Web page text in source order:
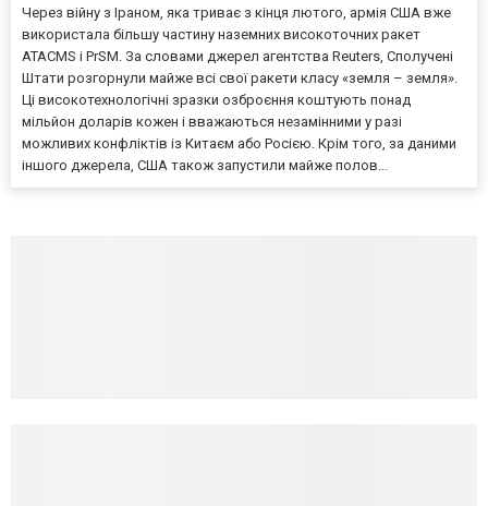
Через війну з Іраном, яка триває з кінця лютого, армія США вже
використала більшу частину наземних високоточних ракет
ATACMS і PrSM. За словами джерел агентства Reuters, Сполучені
Штати розгорнули майже всі свої ракети класу «земля – земля».
Ці високотехнологічні зразки озброєння коштують понад
мільйон доларів кожен і вважаються незамінними у разі
можливих конфліктів із Китаєм або Росією. Крім того, за даними
іншого джерела, США також запустили майже полов...